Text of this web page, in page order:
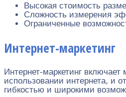
Высокая стоимость
Сложность измерения
Ограниченные
Интернет-маркетинг
Интернет-маркетинг
использовании интернета, и
гибкостью и широкими